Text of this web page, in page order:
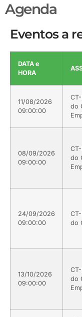
Agenda
Eventos a
DATA e
HORA
11/08/2026
09:00:00
do
08/09/2026
09:00:00
do
24/09/2026
09:00:00
do
13/10/2026
09:00:00
do